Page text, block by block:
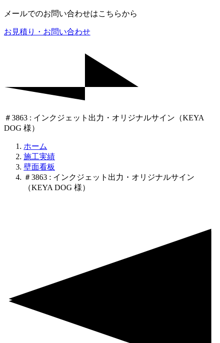
メールでのお問い合わせはこちらから
お見積り・お問い合わせ
＃3863 : インクジェット出力・オリジナルサイン（KEYA
DOG 様）
ホーム
施工実績
壁面看板
＃3863 : インクジェット出力・オリジナルサイン
（KEYA DOG 様）